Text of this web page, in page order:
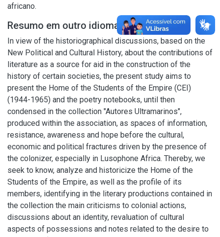
africano.
Resumo em outro idioma
In view of the historiographical discussions, based on the
New Political and Cultural History, about the contributions of
literature as a source for aid in the construction of the
history of certain societies, the present study aims to
present the Home of the Students of the Empire (CEI)
(1944-1965) and the poetry notebooks, until then
condensed in the collection "Autores Ultramarinos",
produced within the association, as spaces of information,
resistance, awareness and hope before the cultural,
economic and political fractures driven by the presence of
the colonizer, especially in Lusophone Africa. Thereby, we
seek to know, analyze and historicize the Home of the
Students of the Empire, as well as the profile of its
members, identifying in the literary productions contained in
the collection the main criticisms to colonial actions,
discussions about an identity, revaluation of cultural
aspects of possessions and notes related to the desire to